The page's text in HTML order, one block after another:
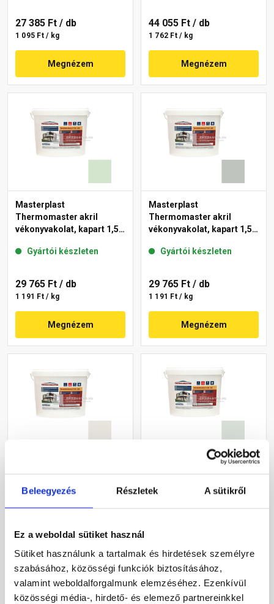
Beleegyezés Részletek A sütikről
Ez a weboldal sütiket használ
Sütiket használunk a tartalmak és hirdetések személyre
szabásához, közösségi funkciók biztosításához,
valamint weboldalforgalmunk elemzéséhez. Ezenkívül
közösségi média-, hirdető- és elemező partnereinkkel
27 385 Ft / db
1 095 Ft / kg
Megnézem
44 055 Ft / db
1 762 Ft / kg
Megnézem
Masterplast
Thermomaster akril
vékonyvakolat, kapart 1,5
Gyártói készleten
29 765 Ft / db
1 191 Ft / kg
Megnézem
Masterplast
Thermomaster akril
vékonyvakolat, kapart 1,5
Gyártói készleten
29 765 Ft / db
1 191 Ft / kg
Megnézem
vékonyvakolat, kapart 1,5
1 095 Ft / kg
Megnézem
vékonyvakolat, kapart 1,5
1 328 Ft / kg
Megnézem